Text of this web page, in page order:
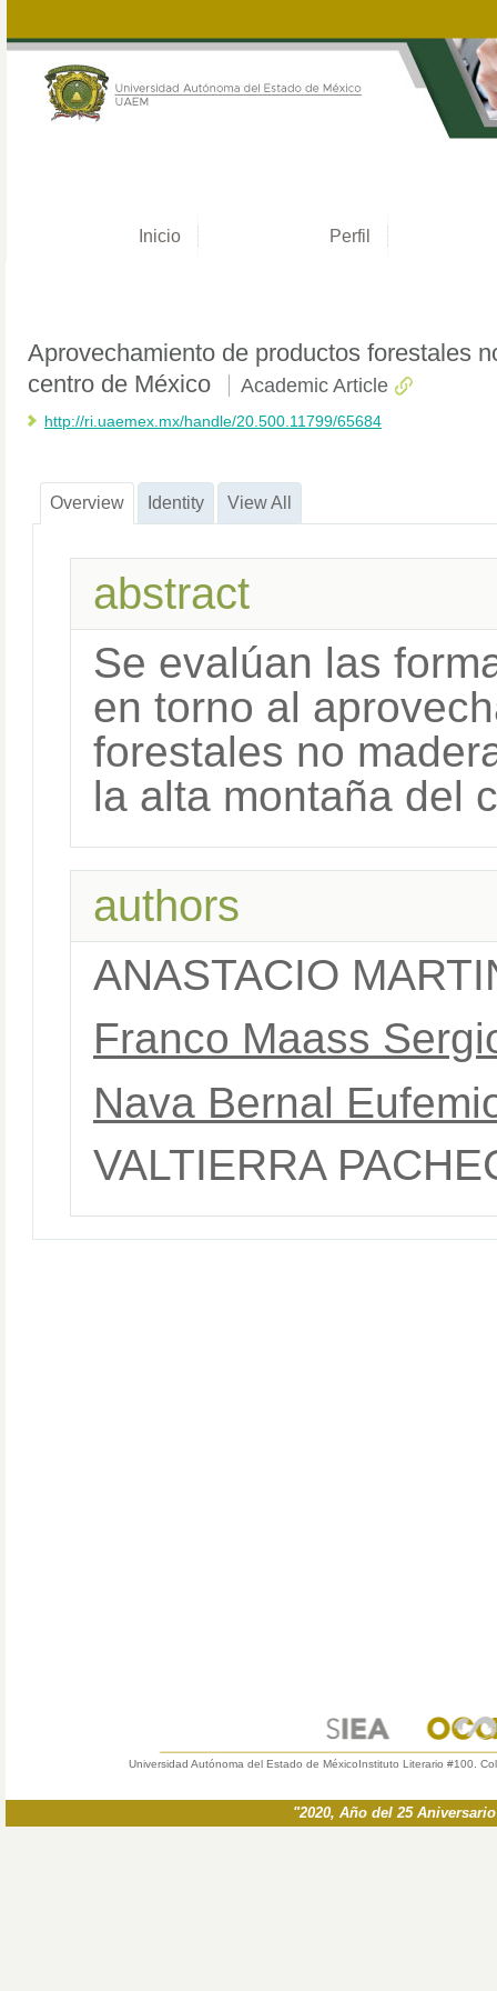
Inicio Perfil
Aprovechamiento de productos forestales
centro de México
Academic Article
http://ri.uaemex.mx/handle/20.500.11799/65684
Overview Identity View All
abstract
Se evalúan las
en torno al
forestales no
la alta montaña del
authors
ANASTACIO
Franco Maass
Nava Bernal
VALTIERRA
Universidad Autónoma del Estado de MéxicoInstituto Literario #100.
"2020, Año del 25